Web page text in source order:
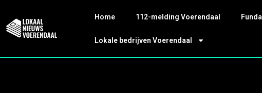
Home 112-melding Voerendaal Funda
Lokale bedrijven Voerendaal